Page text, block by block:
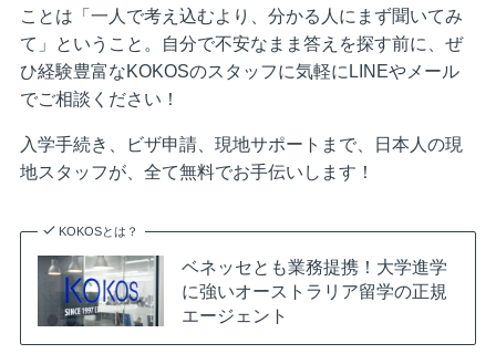
ことは「一人で考え込むより、分かる人にまず聞いてみ
て」ということ。自分で不安なまま答えを探す前に、ぜ
ひ経験豊富なKOKOSのスタッフに気軽にLINEやメール
でご相談ください！
入学手続き、ビザ申請、現地サポートまで、日本人の現
地スタッフが、全て無料でお手伝いします！
KOKOSとは？
ベネッセとも業務提携！大学進学
に強いオーストラリア留学の正規
エージェント